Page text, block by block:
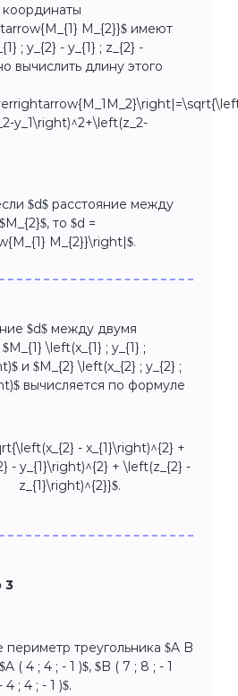
координаты
M_{2}}$ имеют
; y_{2} - y_{1} ; z_{2} -
вычислить длину этого
y_1\right)^2+\left(z_2-
$d$ расстояние между
то $d =
M_{2}}\right|$.
$d$ между двумя
\left(x_{1} ; y_{1} ;
и $M_{2} \left(x_{2} ; y_{2} ;
вычисляется по формуле
- x_{1}\right)^{2} +
- y_{1}\right)^{2} + \left(z_{2} -
z_{1}\right)^{2}}$.
3
периметр треугольника $A B
( 4 ; 4 ; - 1 )$, $B ( 7 ; 8 ; - 1
4 ; 4 ; - 1 )$.